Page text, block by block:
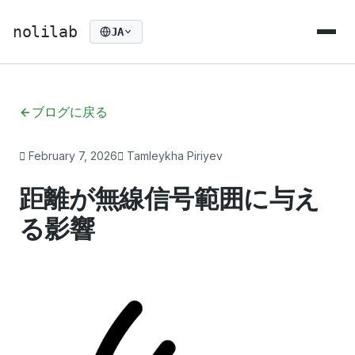
nolilab JA
ブログに戻る
February 7, 2026 Tamleykha Piriyev
距離が無線信号範囲に与え
る影響